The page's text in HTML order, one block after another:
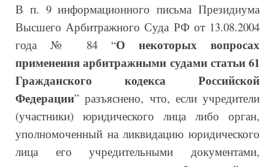
В п. 9 информационного письма Президиума
Высшего Арбитражного Суда РФ от 13.08.2004
года № 84 “О некоторых вопросах
применения арбитражными судами статьи 61
Гражданского кодекса Российской
Федерации” разъяснено, что, если учредители
(участники) юридического лица либо орган,
уполномоченный на ликвидацию юридического
лица его учредительными документами,